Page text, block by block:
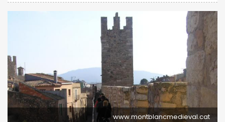
www.montblancmedieval.cat